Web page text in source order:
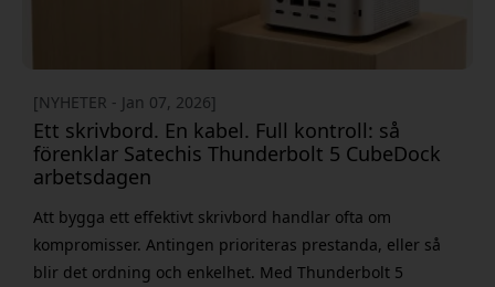
[NYHETER - Jan 07, 2026]
Ett skrivbord. En kabel. Full kontroll: så
förenklar Satechis Thunderbolt 5 CubeDock
arbetsdagen
Att bygga ett effektivt skrivbord handlar ofta om
kompromisser. Antingen prioriteras prestanda, eller så
blir det ordning och enkelhet. Med Thunderbolt 5